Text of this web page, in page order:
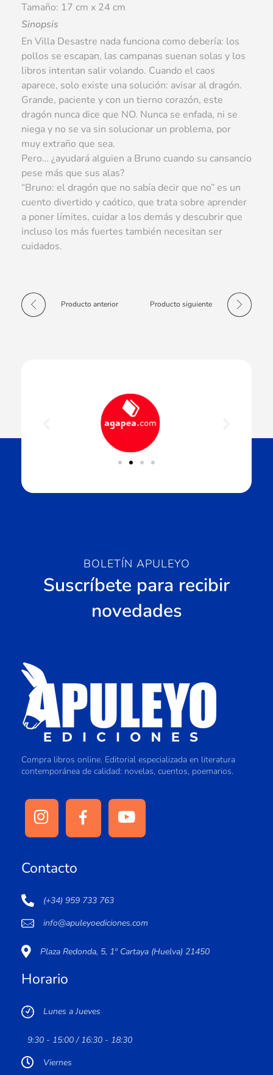
Tamaño: 17 cm x 24 cm
Sinopsis
En Villa Desastre nada funciona como debería: los
pollos se escapan, las campanas suenan solas y los
libros intentan salir volando. Cuando el caos
aparece, solo existe una solución: avisar al dragón.
Grande, paciente y con un tierno corazón, este
dragón nunca dice que NO. Nunca se enfada, ni se
niega y no se va sin solucionar un problema, por
muy extraño que sea.
Pero… ¿ayudará alguien a Bruno cuando su cansancio
pese más que sus alas?
“Bruno: el dragón que no sabía decir que no” es un
cuento divertido y caótico, que trata sobre aprender
a poner límites, cuidar a los demás y descubrir que
incluso los más fuertes también necesitan ser
cuidados.
Producto anterior Producto siguiente
BOLETÍN APULEYO
Suscríbete para recibir
novedades
Compra libros online. Editorial especializada en literatura
contemporánea de calidad: novelas, cuentos, poemarios.
Contacto
(+34) 959 733 763
info@apuleyoediciones.com
Plaza Redonda, 5, 1º Cartaya (Huelva) 21450
Horario
Lunes a Jueves
9:30 - 15:00 / 16:30 - 18:30
Viernes